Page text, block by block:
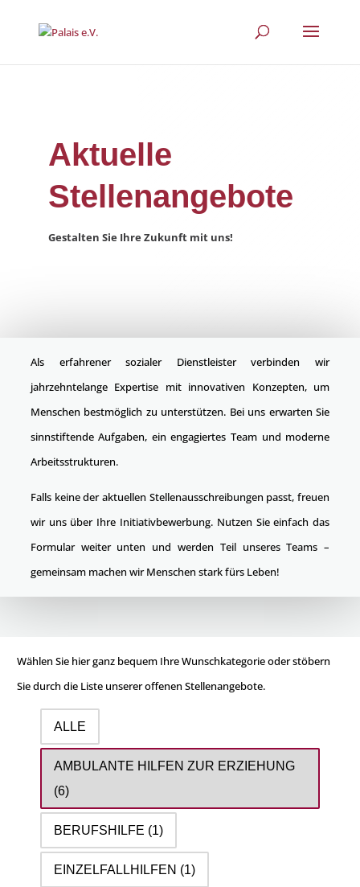
Aktuelle
Stellenangebote
Gestalten Sie Ihre Zukunft mit uns!
Als erfahrener sozialer Dienstleister verbinden wir
jahrzehntelange Expertise mit innovativen Konzepten, um
Menschen bestmöglich zu unterstützen. Bei uns erwarten Sie
sinnstiftende Aufgaben, ein engagiertes Team und moderne
Arbeitsstrukturen.
Falls keine der aktuellen Stellenausschreibungen passt, freuen
wir uns über Ihre Initiativbewerbung. Nutzen Sie einfach das
Formular weiter unten und werden Teil unseres Teams –
gemeinsam machen wir Menschen stark fürs Leben!
Wählen Sie hier ganz bequem Ihre Wunschkategorie oder stöbern
Sie durch die Liste unserer offenen Stellenangebote.
ALLE
AMBULANTE HILFEN ZUR ERZIEHUNG
(6)
BERUFSHILFE (1)
EINZELFALLHILFEN (1)